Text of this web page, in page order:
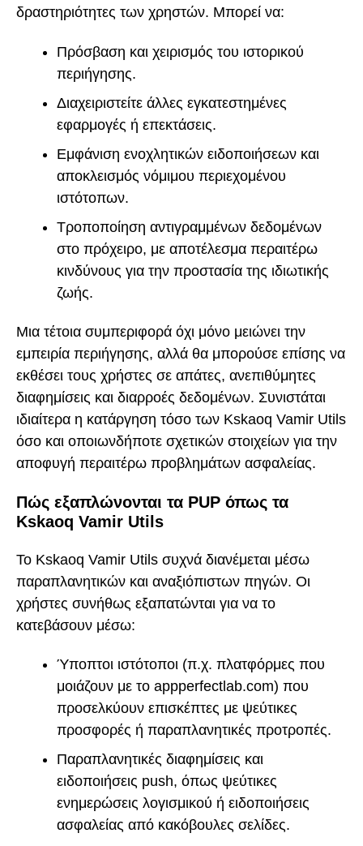
δραστηριότητες των χρηστών. Μπορεί να:
Πρόσβαση και χειρισμός του ιστορικού
περιήγησης.
Διαχειριστείτε άλλες εγκατεστημένες
εφαρμογές ή επεκτάσεις.
Εμφάνιση ενοχλητικών ειδοποιήσεων και
αποκλεισμός νόμιμου περιεχομένου
ιστότοπων.
Τροποποίηση αντιγραμμένων δεδομένων
στο πρόχειρο, με αποτέλεσμα περαιτέρω
κινδύνους για την προστασία της ιδιωτικής
ζωής.
Μια τέτοια συμπεριφορά όχι μόνο μειώνει την
εμπειρία περιήγησης, αλλά θα μπορούσε επίσης να
εκθέσει τους χρήστες σε απάτες, ανεπιθύμητες
διαφημίσεις και διαρροές δεδομένων. Συνιστάται
ιδιαίτερα η κατάργηση τόσο των Kskaoq Vamir Utils
όσο και οποιωνδήποτε σχετικών στοιχείων για την
αποφυγή περαιτέρω προβλημάτων ασφαλείας.
Πώς εξαπλώνονται τα PUP όπως τα
Kskaoq Vamir Utils
Το Kskaoq Vamir Utils συχνά διανέμεται μέσω
παραπλανητικών και αναξιόπιστων πηγών. Οι
χρήστες συνήθως εξαπατώνται για να το
κατεβάσουν μέσω:
Ύποπτοι ιστότοποι (π.χ. πλατφόρμες που
μοιάζουν με το appperfectlab.com) που
προσελκύουν επισκέπτες με ψεύτικες
προσφορές ή παραπλανητικές προτροπές.
Παραπλανητικές διαφημίσεις και
ειδοποιήσεις push, όπως ψεύτικες
ενημερώσεις λογισμικού ή ειδοποιήσεις
ασφαλείας από κακόβουλες σελίδες.